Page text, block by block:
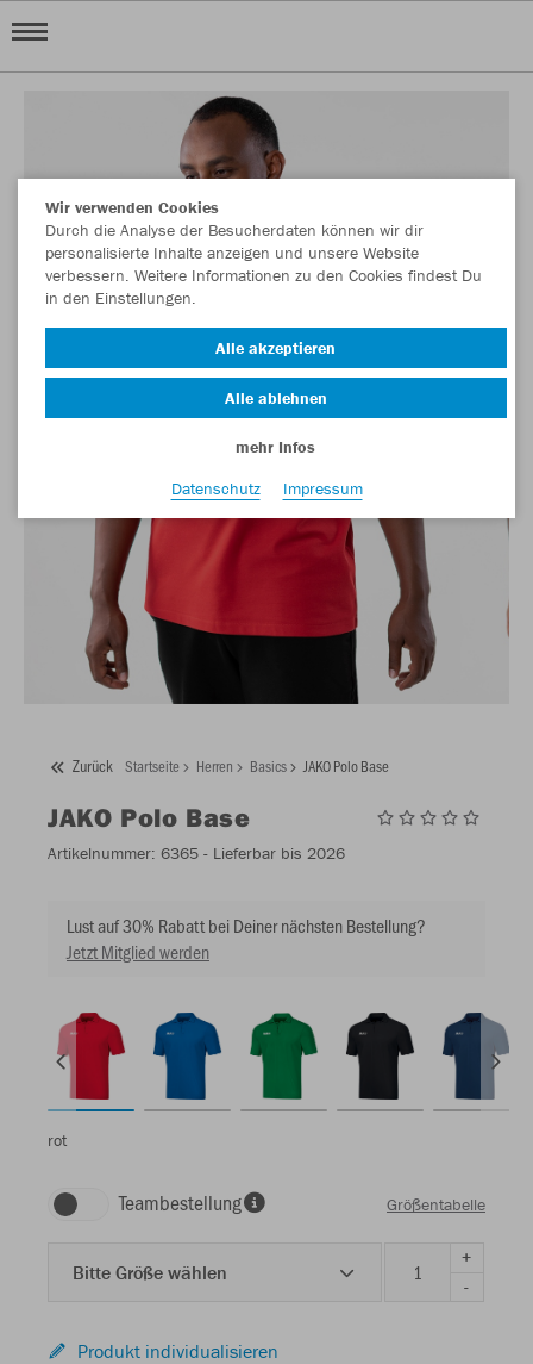
Zurück Startseite Herren Basics JAKO Polo Base
JAKO Polo Base
Artikelnummer: 6365 - Lieferbar bis 2026
Lust auf 30% Rabatt bei Deiner nächsten Bestellung?
Jetzt Mitglied werden
rot
Teambestellung Größentabelle
Bitte Größe wählen
+
-
Produkt individualisieren
Wir verwenden Cookies
Durch die Analyse der Besucherdaten können wir dir
personalisierte Inhalte anzeigen und unsere Website
verbessern. Weitere Informationen zu den Cookies findest Du
in den Einstellungen.
Alle akzeptieren
Alle ablehnen
mehr Infos
Datenschutz
Impressum